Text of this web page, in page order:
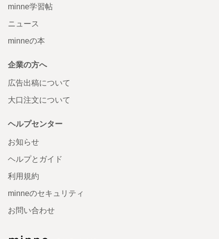
minne学習帖
ニュース
minneの本
企業の方へ
広告出稿について
大口注文について
ヘルプセンター
お知らせ
ヘルプとガイド
利用規約
minneのセキュリティ
お問い合わせ